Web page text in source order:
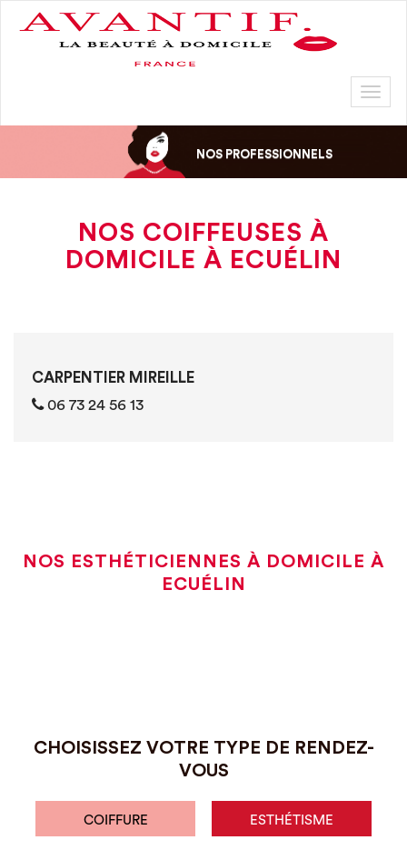
NOS PROFESSIONNELS
NOS COIFFEUSES À
DOMICILE À ECUÉLIN
CARPENTIER MIREILLE
06 73 24 56 13
NOS ESTHÉTICIENNES À DOMICILE À
ECUÉLIN
CHOISISSEZ VOTRE TYPE DE RENDEZ-
VOUS
COIFFURE ESTHÉTISME